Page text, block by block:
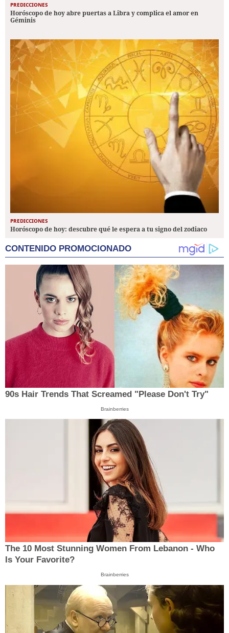
PREDICCIONES
Horóscopo de hoy abre puertas a Libra y complica el amor en
Géminis
PREDICCIONES
Horóscopo de hoy: descubre qué le espera a tu signo del zodiaco
CONTENIDO PROMOCIONADO
90s Hair Trends That Screamed "Please Don't Try"
Brainberries
The 10 Most Stunning Women From Lebanon - Who
Is Your Favorite?
Brainberries